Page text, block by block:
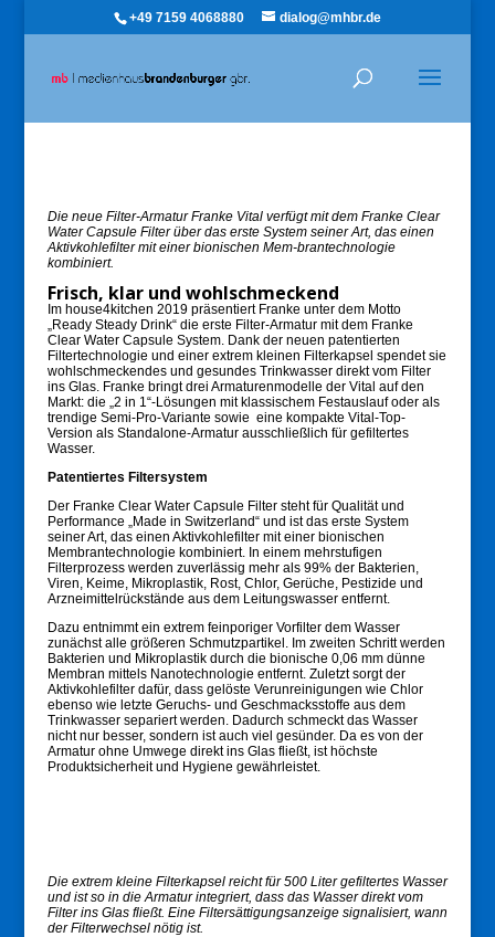
+49 7159 4068880 dialog@mhbr.de
Die neue Filter-Armatur Franke Vital verfügt mit dem Franke Clear
Water Capsule Filter über das erste System seiner Art, das einen
Aktivkohlefilter mit einer bionischen Mem-brantechnologie
kombiniert.
Frisch, klar und wohlschmeckend
Im house4kitchen 2019 präsentiert Franke unter dem Motto
„Ready Steady Drink“ die erste Filter-Armatur mit dem Franke
Clear Water Capsule System. Dank der neuen patentierten
Filtertechnologie und einer extrem kleinen Filterkapsel spendet sie
wohlschmeckendes und gesundes Trinkwasser direkt vom Filter
ins Glas. Franke bringt drei Armaturenmodelle der Vital auf den
Markt: die „2 in 1“-Lösungen mit klassischem Festauslauf oder als
trendige Semi-Pro-Variante sowie eine kompakte Vital-Top-
Version als Standalone-Armatur ausschließlich für gefiltertes
Wasser.
Patentiertes Filtersystem
Der Franke Clear Water Capsule Filter steht für Qualität und
Performance „Made in Switzerland“ und ist das erste System
seiner Art, das einen Aktivkohlefilter mit einer bionischen
Membrantechnologie kombiniert. In einem mehrstufigen
Filterprozess werden zuverlässig mehr als 99% der Bakterien,
Viren, Keime, Mikroplastik, Rost, Chlor, Gerüche, Pestizide und
Arzneimittelrückstände aus dem Leitungswasser entfernt.
Dazu entnimmt ein extrem feinporiger Vorfilter dem Wasser
zunächst alle größeren Schmutzpartikel. Im zweiten Schritt werden
Bakterien und Mikroplastik durch die bionische 0,06 mm dünne
Membran mittels Nanotechnologie entfernt. Zuletzt sorgt der
Aktivkohlefilter dafür, dass gelöste Verunreinigungen wie Chlor
ebenso wie letzte Geruchs- und Geschmacksstoffe aus dem
Trinkwasser separiert werden. Dadurch schmeckt das Wasser
nicht nur besser, sondern ist auch viel gesünder. Da es von der
Armatur ohne Umwege direkt ins Glas fließt, ist höchste
Produktsicherheit und Hygiene gewährleistet.
Die extrem kleine Filterkapsel reicht für 500 Liter gefiltertes Wasser
und ist so in die Armatur integriert, dass das Wasser direkt vom
Filter ins Glas fließt. Eine Filtersättigungsanzeige signalisiert, wann
der Filterwechsel nötig ist.